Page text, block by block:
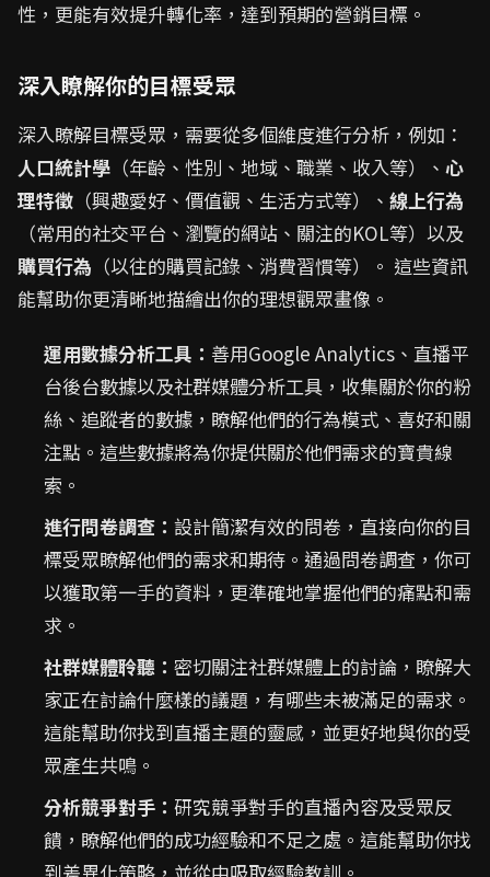
性，更能有效提升轉化率，達到預期的營銷目標。
深入瞭解你的目標受眾
深入瞭解目標受眾，需要從多個維度進行分析，例如：
人口統計學 （年齡、性別、地域、職業、收入等）、 心
理特徵 （興趣愛好、價值觀、生活方式等）、 線上行為
（常用的社交平台、瀏覽的網站、關注的KOL等）以及
購買行為 （以往的購買記錄、消費習慣等）。 這些資訊
能幫助你更清晰地描繪出你的理想觀眾畫像。
運用數據分析工具： 善用Google Analytics、直播平
台後台數據以及社群媒體分析工具，收集關於你的粉
絲、追蹤者的數據，瞭解他們的行為模式、喜好和關
注點。這些數據將為你提供關於他們需求的寶貴線
索。
進行問卷調查： 設計簡潔有效的問卷，直接向你的目
標受眾瞭解他們的需求和期待。通過問卷調查，你可
以獲取第一手的資料，更準確地掌握他們的痛點和需
求。
社群媒體聆聽： 密切關注社群媒體上的討論，瞭解大
家正在討論什麼樣的議題，有哪些未被滿足的需求。
這能幫助你找到直播主題的靈感，並更好地與你的受
眾產生共鳴。
分析競爭對手： 研究競爭對手的直播內容及受眾反
饋，瞭解他們的成功經驗和不足之處。這能幫助你找